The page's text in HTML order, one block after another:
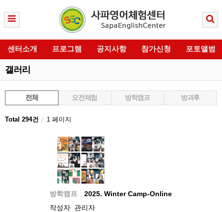
센터소개 프로그램 공지사항 참가신청 포토앨범
갤러리
전체 오전체험 방학캠프 방과후
Total 294건 1 페이지
방학캠프
2025. Winter Camp-Online
작성자 관리자